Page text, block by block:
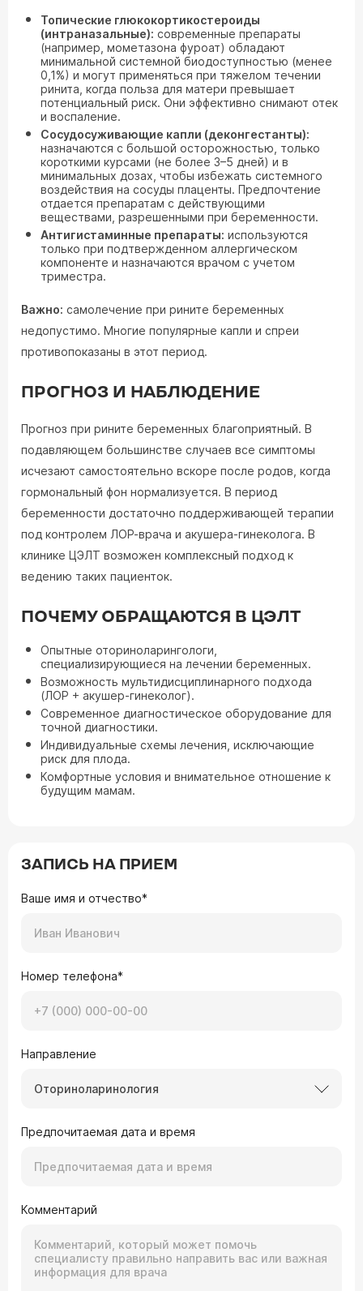
Топические глюкокортикостероиды
(интраназальные): современные препараты
(например, мометазона фуроат) обладают
минимальной системной биодоступностью (менее
0,1%) и могут применяться при тяжелом течении
ринита, когда польза для матери превышает
потенциальный риск. Они эффективно снимают отек
и воспаление.
Сосудосуживающие капли (деконгестанты):
назначаются с большой осторожностью, только
короткими курсами (не более 3–5 дней) и в
минимальных дозах, чтобы избежать системного
воздействия на сосуды плаценты. Предпочтение
отдается препаратам с действующими
веществами, разрешенными при беременности.
Антигистаминные препараты: используются
только при подтвержденном аллергическом
компоненте и назначаются врачом с учетом
триместра.
Важно: самолечение при рините беременных
недопустимо. Многие популярные капли и спреи
противопоказаны в этот период.
ПРОГНОЗ И НАБЛЮДЕНИЕ
Прогноз при рините беременных благоприятный. В
подавляющем большинстве случаев все симптомы
исчезают самостоятельно вскоре после родов, когда
гормональный фон нормализуется. В период
беременности достаточно поддерживающей терапии
под контролем ЛОР-врача и акушера-гинеколога. В
клинике ЦЭЛТ возможен комплексный подход к
ведению таких пациенток.
ПОЧЕМУ ОБРАЩАЮТСЯ В ЦЭЛТ
Опытные оториноларингологи,
специализирующиеся на лечении беременных.
Возможность мультидисциплинарного подхода
(ЛОР + акушер-гинеколог).
Современное диагностическое оборудование для
точной диагностики.
Индивидуальные схемы лечения, исключающие
риск для плода.
Комфортные условия и внимательное отношение к
будущим мамам.
ЗАПИСЬ НА ПРИЕМ
Ваше имя и отчество*
Номер телефона*
Направление
Оториноларинология
Предпочитаемая дата и время
Комментарий